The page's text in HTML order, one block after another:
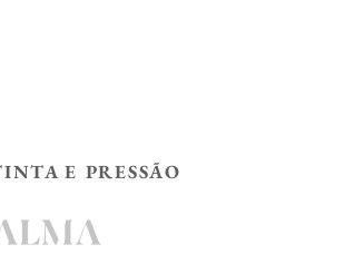
E PRESSÃO